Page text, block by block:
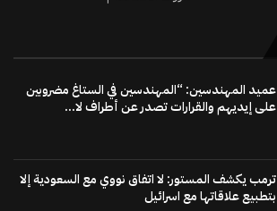
عميد المهندسين: “المهندسين في الستاغ مضروبين
على إيديهم والقرارات تصدر عن أطراف لا...
ترمب يكشف المستور: لا اتفاق نووي مع السعودية إلا
بتطبيع علاقاتها مع اسرائيل